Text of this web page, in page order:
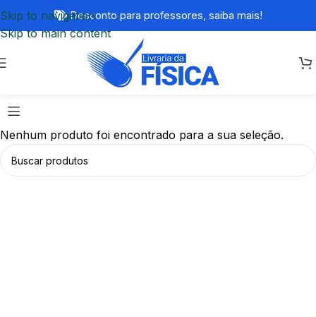
Skip to navigation
Skip to main content
Desconto para professores, saiba mais!
Nenhum produto foi encontrado para a sua seleção.